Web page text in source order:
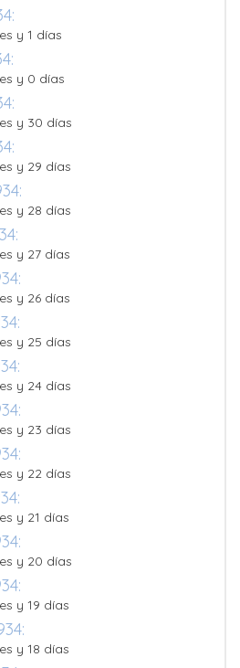
y 1 días
y 0 días
y 30 días
y 29 días
y 28 días
y 27 días
y 26 días
y 25 días
y 24 días
y 23 días
y 22 días
y 21 días
y 20 días
y 19 días
y 18 días